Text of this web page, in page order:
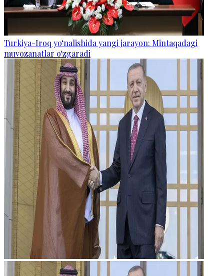
Turkiya-Iroq yo‘nalishida yangi jarayon: Mintaqadagi
muvozanatlar o‘zgaradi